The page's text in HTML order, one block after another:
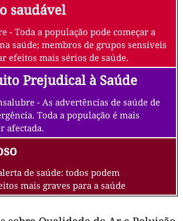
saudável
- Toda a população pode começar a
saúde; membros de grupos sensíveis
efeitos mais sérios de saúde.
Prejudical à Saúde
- As advertências de saúde de
Toda a população é mais
afectada.
de saúde: todos podem
mais graves para a saúde